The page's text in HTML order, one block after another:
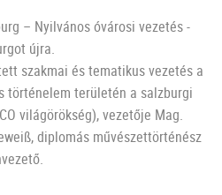
– Nyilvános óvárosi vezetés -
újra.
szakmai és tematikus vezetés a
történelem területén a salzburgi
világörökség), vezetője Mag.
diplomás művészettörténész